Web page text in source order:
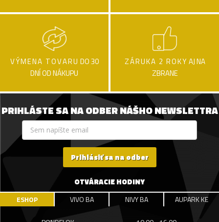
VÝMENA TOVARU DO 30
DNÍ OD NÁKUPU
ZÁRUKA 2 ROKY AJ NA
ZBRANE
PRIHLÁSTE SA NA ODBER NÁŠHO NEWSLETTRA
Prihlásiť sa na odber
OTVÁRACIE HODINY
ESHOP VIVO BA NIVY BA AUPARK KE